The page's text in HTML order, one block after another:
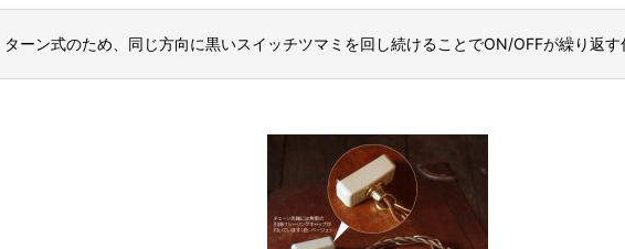
ーン式のため、同じ方向に黒いスイッチツマミを回し続けることでON/OFFが繰り返す